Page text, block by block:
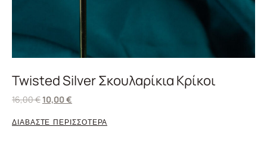
Twisted Silver Σκουλαρίκια Κρίκοι
16,00€ 10,00€
ΔΙΑΒΑΣΤΕ ΠΕΡΙΣΣΟΤΕΡΑ